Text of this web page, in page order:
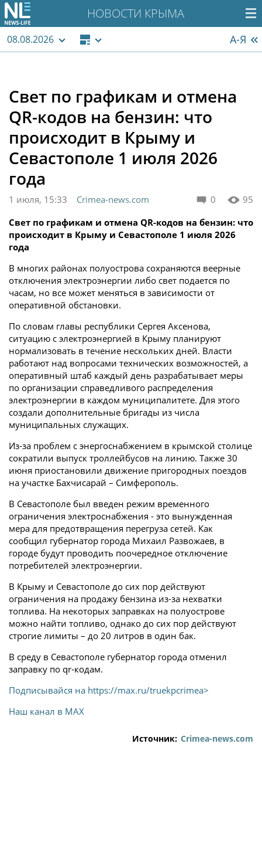
НОВОСТИ КРЫМА
08.08.2026 А-Я
Свет по графикам и отмена
QR-кодов на бензин: что
происходит в Крыму и
Севастополе 1 июля 2026
года
0 95
1 июля, 15:33
Crimea-news.com
Свет по графикам и отмена QR-кодов на бензин: что
происходит в Крыму и Севастополе 1 июля 2026
года
В многих районах полуострова сохраняются веерные
отключения электроэнергии либо свет подается по
часам, но все может меняться в зависимости от
оперативной обстановки.
По словам главы республики Сергея Аксенова,
ситуацию с электроэнергией в Крыму планируют
нормализовать в течение нескольких дней. Власти
работают над вопросами технических возможностей, а
оперативный штаб каждый день разрабатывает меры
по организации справедливого распределения
электроэнергии в каждом муниципалитете. Для этого
создали дополнительные бригады из числа
муниципальных служащих.
Из-за проблем с энергоснабжением в крымской столице
сократили выпуск троллейбусов на линию. Также 30
июня приостановили движение пригородных поездов
на участке Бахчисарай – Симферополь.
В Севастополе был введен режим временного
ограничения электроснабжения - это вынужденная
мера для предотвращения перегруза сетей. Как
сообщил губернатор города Михаил Развожаев, в
городе будут проводить поочередное отключение
потребителей электроэнергии.
В Крыму и Севастополе до сих пор действуют
ограничения на продажу бензина из-за нехватки
топлива. На некоторых заправках на полуострове
можно найти топливо, однако до сих пор действуют
строгие лимиты – до 20 литров в один бак.
В среду в Севастополе губернатор города отменил
заправку по qr-кодам.
Подписывайся на https://max.ru/truekpcrimea>
Наш канал в MAX
Источник: Crimea-news.com